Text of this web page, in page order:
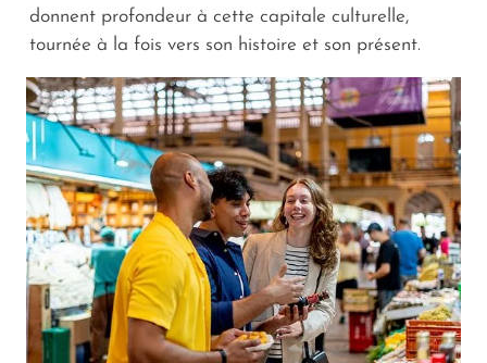
donnent profondeur à cette capitale culturelle,
tournée à la fois vers son histoire et son présent.